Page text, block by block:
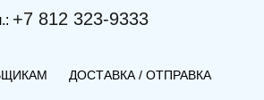
+7 812 323-9333
ДОСТАВКА / ОТПРАВКА